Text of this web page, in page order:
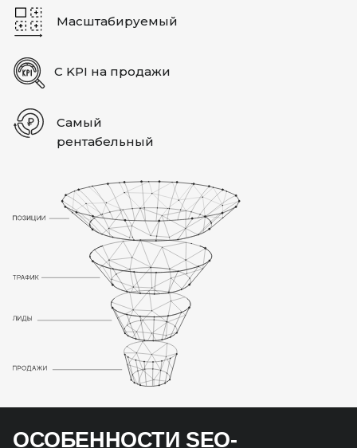
Масштабируемый
С KPI на продажи
Самый
рентабельный
ОСОБЕННОСТИ SEO-